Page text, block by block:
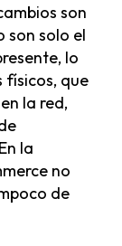
son
son solo el
lo
físicos, que
la red,
la
no
de